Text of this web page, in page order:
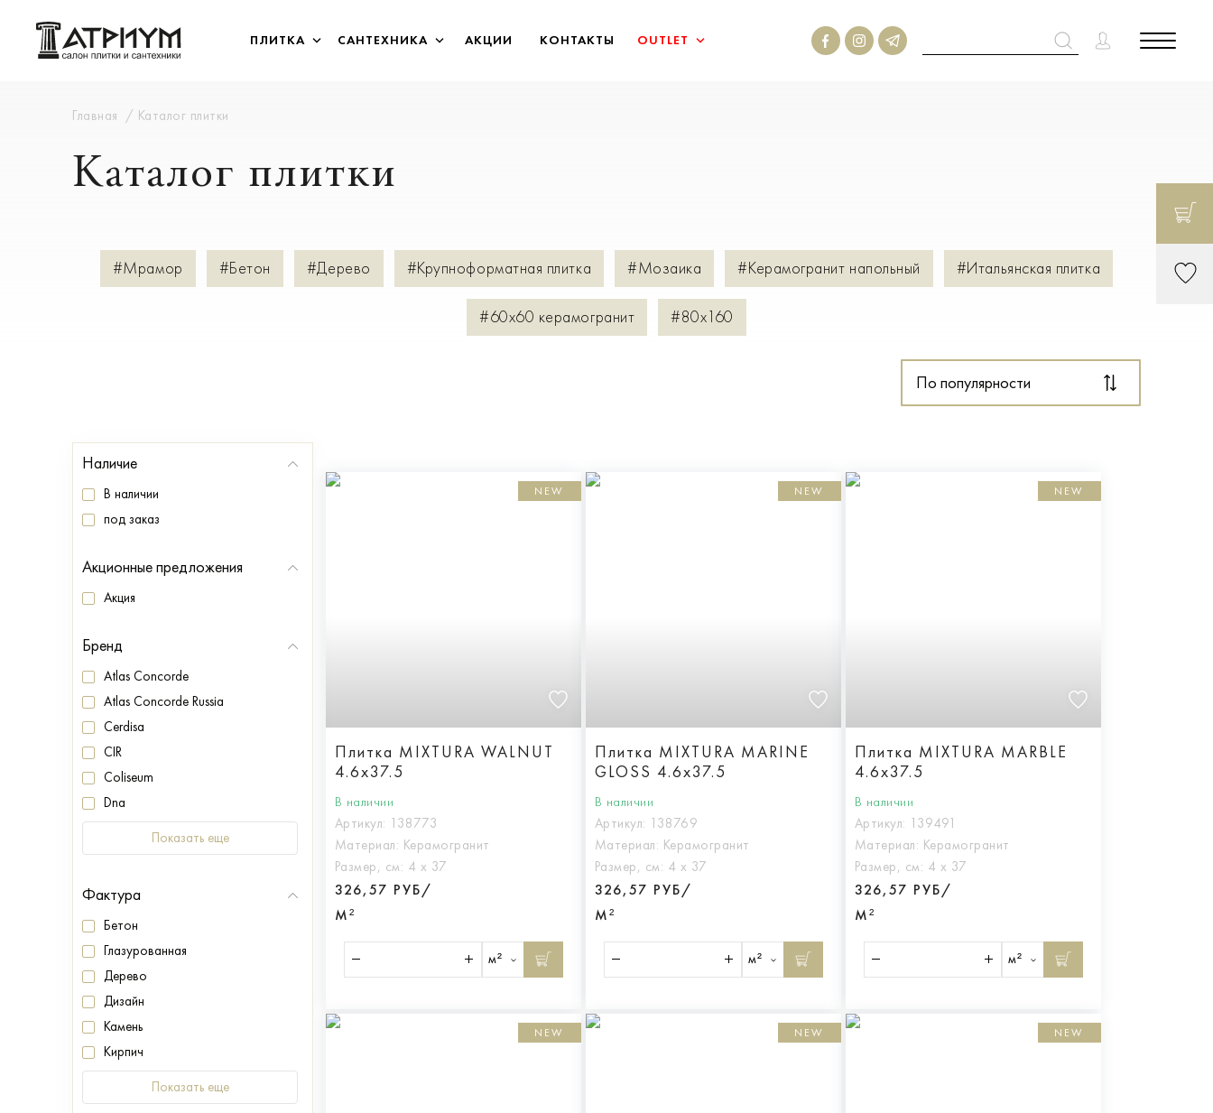
ПЛИТКА САНТЕХНИКА АКЦИИ КОНТАКТЫ OUTLET
Главная Каталог плитки
Каталог плитки
#Мрамор #Бетон #Дерево #Крупноформатная плитка #Мозаика #Керамогранит напольный #Итальянская плитка
#60х60 керамогранит #80х160
По популярности
Наличие
В наличии
под заказ
Акционные предложения
Акция
Бренд
Atlas Concorde
Atlas Concorde Russia
Cerdisa
CIR
Coliseum
Dna
Показать еще
Фактура
Бетон
Глазурованная
Дерево
Дизайн
Камень
Кирпич
Показать еще
NEW
Плитка MIXTURA WALNUT
4.6x37.5
В наличии
Артикул: 138773
Материал: Керамогранит
Размер, см: 4 х 37
326,57 РУБ/
М²
м²
NEW
Плитка MIXTURA MARINE
GLOSS 4.6x37.5
В наличии
Артикул: 138769
Материал: Керамогранит
Размер, см: 4 х 37
326,57 РУБ/
М²
м²
NEW
Плитка MIXTURA MARBLE
4.6x37.5
В наличии
Артикул: 139491
Материал: Керамогранит
Размер, см: 4 х 37
326,57 РУБ/
М²
м²
NEW NEW NEW